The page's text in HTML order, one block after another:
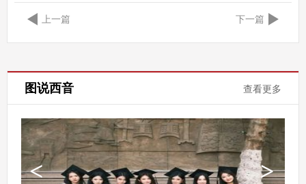
上一篇 下一篇
图说西音 查看更多